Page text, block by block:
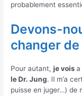
probablement
Devons-
changer de
Pour autant,je vois
le Dr. Jung. Il m’a
puisse en juger…) de